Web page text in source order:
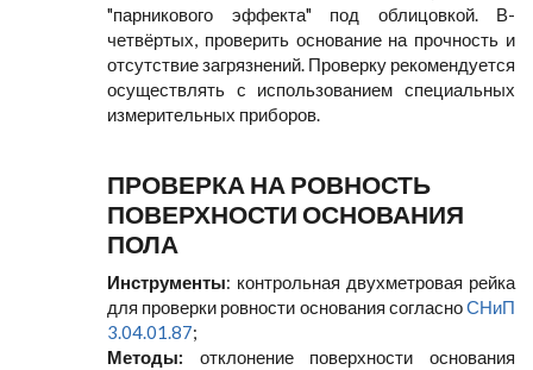
"парникового эффекта" под облицовкой. В-
четвёртых, проверить основание на прочность и
отсутствие загрязнений. Проверку рекомендуется
осуществлять с использованием специальных
измерительных приборов.
ПРОВЕРКА НА РОВНОСТЬ
ПОВЕРХНОСТИ ОСНОВАНИЯ
ПОЛА
Инструменты: контрольная двухметровая рейка
для проверки ровности основания согласноСНиП
3.04.01.87;
Методы: отклонение поверхности основания